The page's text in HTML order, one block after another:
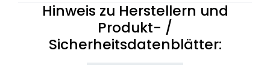
Hinweis zu Herstellern und
Produkt- /
Sicherheitsdatenblätter: